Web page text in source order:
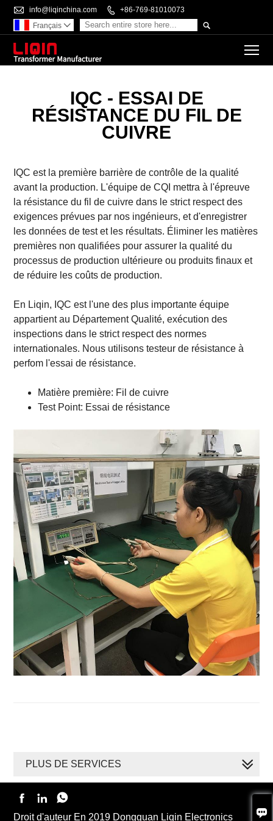

 info@liqinchina.com  +86-769-81010073

Français 
IQC - ESSAI DE
RÉSISTANCE DU FIL DE
CUIVRE
IQC est la première barrière de contrôle de la qualité
avant la production. L'équipe de CQI mettra à l'épreuve
la résistance du fil de cuivre dans le strict respect des
exigences prévues par nos ingénieurs, et d'enregistrer
les données de test et les résultats. Éliminer les matières
premières non qualifiées pour assurer la qualité du
processus de production ultérieure ou produits finaux et
de réduire les coûts de production.
En Liqin, IQC est l'une des plus importante équipe
appartient au Département Qualité, exécution des
inspections dans le strict respect des normes
internationales. Nous utilisons testeur de résistance à
perfom l'essai de résistance.
Matière première: Fil de cuivre
Test Point: Essai de résistance
PLUS DE SERVICES
  
Droit d'auteur En 2019 Dongguan Liqin Electronics